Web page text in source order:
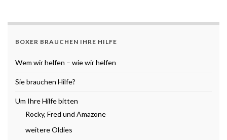
BOXER BRAUCHEN IHRE HILFE
Wem wir helfen – wie wir helfen
Sie brauchen Hilfe?
Um Ihre Hilfe bitten
Rocky, Fred und Amazone
weitere Oldies